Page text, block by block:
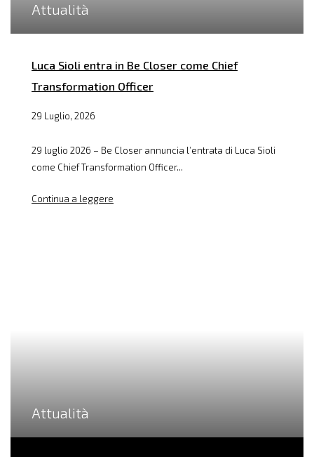
Attualità
Luca Sioli entra in Be Closer come Chief
Transformation Officer
29 Luglio, 2026
29 luglio 2026 – Be Closer annuncia l’entrata di Luca Sioli
come Chief Transformation Officer...
Continua a leggere
Attualità